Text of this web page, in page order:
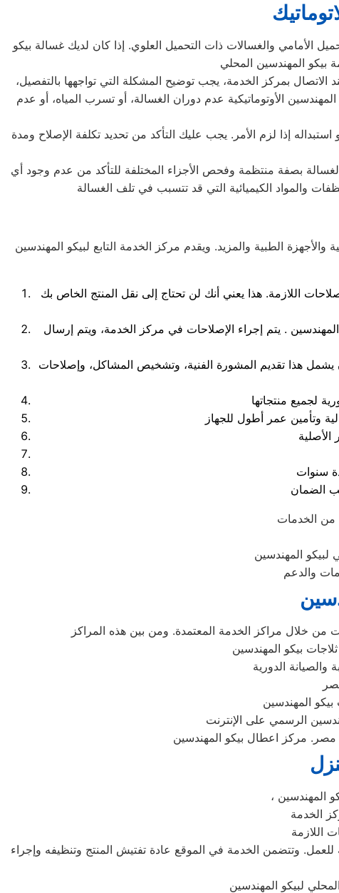
الأمامي والغسالات ذات التحميل العلوي. إذا كان لديك غسالة بيكو
بمركز الخدمة، يجب توضيح المشكلة التي تواجهها بالتفصيل،
الأوتوماتيكية عدم دوران الغسالة، أو تسرب المياه، أو عدم
إذا لزم الأمر. يجب عليك التأكد من تحديد تكلفة الإصلاح ومدة
بصفة منتظمة وفحص الأجزاء المختلفة للتأكد من عدم وجود أي
والأجهزة الطبية والمزيد. ويقدم مركز الخدمة التابع لبيكو المهندسين
اللازمة. هذا يعني أنك لن تحتاج إلى نقل المنتج الخاص بك
. يتم إجراء الإصلاحات في مركز الخدمة، ويتم إرسال
يشمل هذا تقديم المشورة الفنية، وتشخيص المشاكل، وإصلاحات
من الخدمات
المهندسين
المهندسين
الرسمي على الإنترنت
مصر. مركز اعطال بيكو المهندسين
المهندسين
للعمل. وتتضمن الخدمة في الموقع عادة تفتيش المنتج وتنظيفه وإجراء